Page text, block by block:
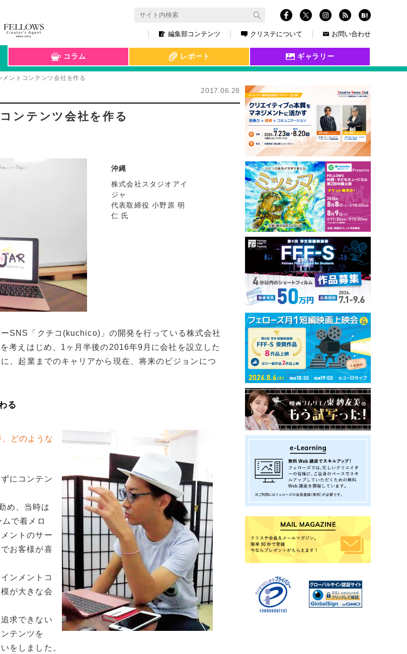
編集部コンテンツ クリステについて お問い合わせ
コラム レポート ギャラリー
ントコンテンツ会社を作る
2017.06.28
ンテンツ会社を作る
沖縄
株式会社スタジオアイ
ジャ
代表取締役 小野原 明
仁 氏
SNS「クチコ(kuchico)」の開発を行っている株式会社
考えはじめ、1ヶ月半後の2016年9月に会社を設立した
、起業までのキャリアから現在、将来のビジョンにつ
る
どのような
にコンテン
め、当時は
で着メロ
ントのサー
お客様が喜
ンメントコ
が大きな会
求できない
テンツを
をしました。